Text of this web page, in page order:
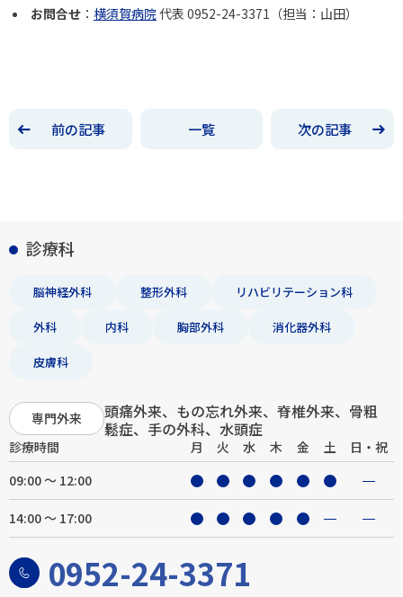
お問合せ ： 横須賀病院代表 0952-24-3371（担当：山田）
前の記事 一覧 次の記事
診療科
脳神経外科 整形外科 リハビリテーション科
外科 内科 胸部外科 消化器外科
皮膚科
専門外来
頭痛外来、もの忘れ外来、脊椎外来、骨粗
鬆症、手の外科、水頭症
診療時間 月 火 水 木 金 土
日・祝
09:00 ～ 12:00
14:00 ～ 17:00
0952-24-3371